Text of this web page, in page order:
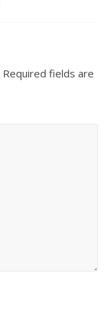
Required fields are